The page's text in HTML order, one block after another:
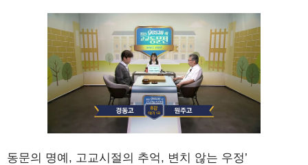
동문의 명예, 고교시절의 추억, 변치 않는 우정’